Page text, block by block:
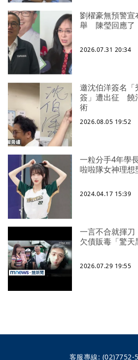
劉櫂豪無預警宣
舉 陳瑩回應了
2026.07.31 20:34
邀沈伯洋簽名「
簽」遭出征 饒
術
2026.08.05 19:52
一粒分手4年學
啦啦隊女神理想
2024.04.17 15:39
一言不合就揮
欠債販毒「驚天
2026.07.29 19:55
客服專線: (02)7752-